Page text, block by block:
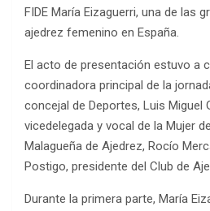
FIDE María Eizaguerri, una de las
ajedrez femenino en España.
El acto de presentación estuvo a
coordinadora principal de la
concejal de Deportes, Luis Miguel
vicedelegada y vocal de la Mujer
Malagueña de Ajedrez, Rocío
Postigo, presidente del Club de
Durante la primera parte, María